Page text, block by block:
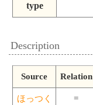
type
Description
Source Relation
ほっつく
=